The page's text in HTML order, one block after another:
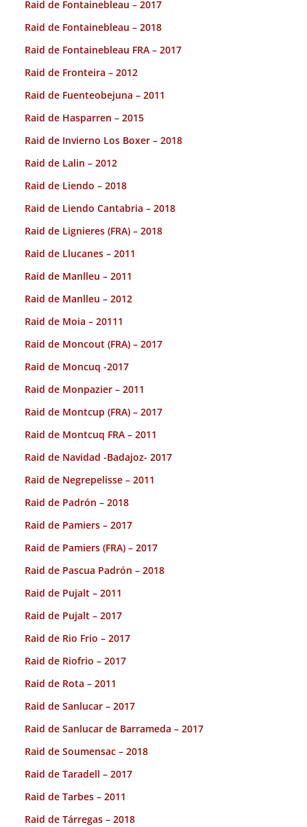
Raid de Fontainebleau – 2017
Raid de Fontainebleau – 2018
Raid de Fontainebleau FRA – 2017
Raid de Fronteira – 2012
Raid de Fuenteobejuna – 2011
Raid de Hasparren – 2015
Raid de Invierno Los Boxer – 2018
Raid de Lalin – 2012
Raid de Liendo – 2018
Raid de Liendo Cantabria – 2018
Raid de Lignieres (FRA) – 2018
Raid de Llucanes – 2011
Raid de Manlleu – 2011
Raid de Manlleu – 2012
Raid de Moia – 20111
Raid de Moncout (FRA) – 2017
Raid de Moncuq -2017
Raid de Monpazier – 2011
Raid de Montcup (FRA) – 2017
Raid de Montcuq FRA – 2011
Raid de Navidad -Badajoz- 2017
Raid de Negrepelisse – 2011
Raid de Padrón – 2018
Raid de Pamiers – 2017
Raid de Pamiers (FRA) – 2017
Raid de Pascua Padrón – 2018
Raid de Pujalt – 2011
Raid de Pujalt – 2017
Raid de Rio Frio – 2017
Raid de Riofrio – 2017
Raid de Rota – 2011
Raid de Sanlucar – 2017
Raid de Sanlucar de Barrameda – 2017
Raid de Soumensac – 2018
Raid de Taradell – 2017
Raid de Tarbes – 2011
Raid de Tárregas – 2018